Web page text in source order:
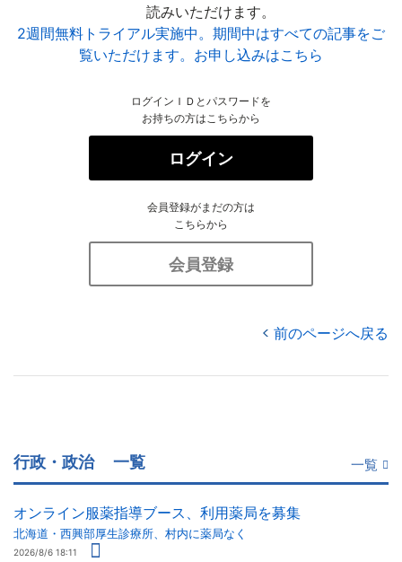
読みいただけます。
2週間無料トライアル実施中。期間中はすべての記事をご
覧いただけます。お申し込みはこちら
ログインＩＤとパスワードを
お持ちの方はこちらから
ログイン
会員登録がまだの方は
こちらから
会員登録
前のページへ戻る
行政・政治 一覧 一覧
オンライン服薬指導ブース、利用薬局を募集
北海道・西興部厚生診療所、村内に薬局なく
2026/8/6 18:11